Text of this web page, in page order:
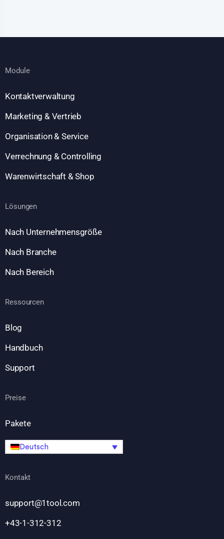
Module
Kontaktverwaltung
Marketing & Vertrieb
Organisation & Service
Verrechnung & Controlling
Warenwirtschaft & Shop
Lösungen
Nach Unternehmensgröße
Nach Branche
Nach Bereich
Ressourcen
Blog
Handbuch
Support
Preise
Pakete
Deutsch
Kontakt
support@1tool.com
+43-1-312-312